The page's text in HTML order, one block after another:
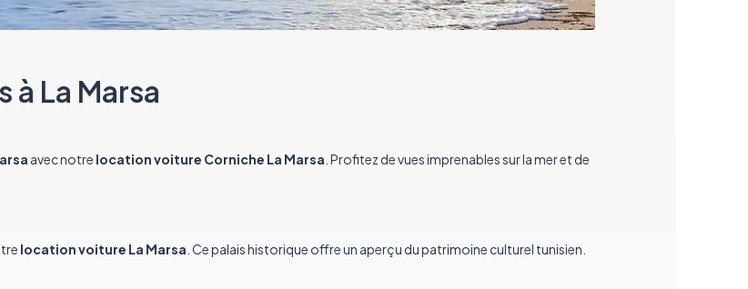
La Marsa
avec notre location voiture Corniche La Marsa . Profitez de vues imprenables sur la mer et de
location voiture La Marsa . Ce palais historique offre un aperçu du patrimoine culturel tunisien.